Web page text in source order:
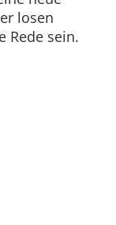
losen
Rede sein.